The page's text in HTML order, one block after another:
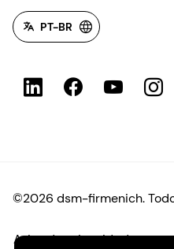
PT-BR
©2026 dsm-firmenich.
Aviso de privacidade